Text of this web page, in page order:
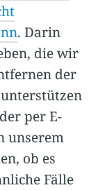
. Darin
die wir
der
per E-
unserem
ob es
Fälle